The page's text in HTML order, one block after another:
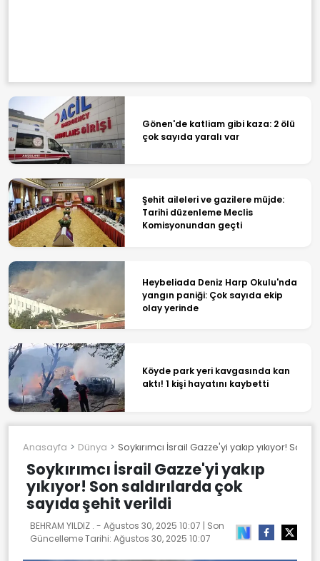
Gönen'de katliam gibi kaza: 2 ölü
çok sayıda yaralı var
Şehit aileleri ve gazilere müjde:
Tarihi düzenleme Meclis
Komisyonundan geçti
Heybeliada Deniz Harp Okulu'nda
yangın paniği: Çok sayıda ekip
olay yerinde
Köyde park yeri kavgasında kan
aktı! 1 kişi hayatını kaybetti
Anasayfa Dünya Soykırımcı İsrail Gazze'yi yakıp yıkıyor!
Soykırımcı İsrail Gazze'yi yakıp
yıkıyor! Son saldırılarda çok
sayıda şehit verildi
BEHRAM YILDIZ . - Ağustos 30, 2025 10:07 | Son
Güncelleme Tarihi: Ağustos 30, 2025 10:07